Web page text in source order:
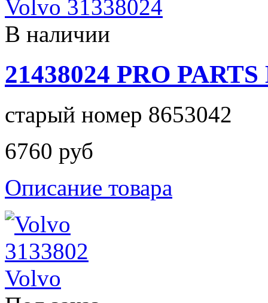
В наличии
21438024 PRO
старый номер 8653042
6760 руб
Описание товара